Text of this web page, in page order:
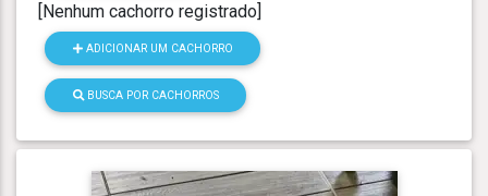
[Nenhum cachorro registrado]
ADICIONAR UM CACHORRO
BUSCA POR CACHORROS